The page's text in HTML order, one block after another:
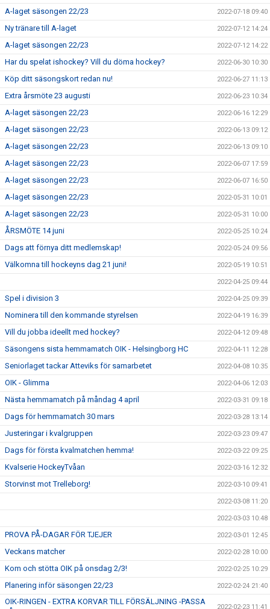
A-laget säsongen 22/23 2022-07-18 09:40
Ny tränare till A-laget 2022-07-12 14:24
A-laget säsongen 22/23 2022-07-12 14:22
Har du spelat ishockey? Vill du döma hockey? 2022-06-30 10:30
Köp ditt säsongskort redan nu! 2022-06-27 11:13
Extra årsmöte 23 augusti 2022-06-23 10:34
A-laget säsongen 22/23 2022-06-16 12:29
A-laget säsongen 22/23 2022-06-13 09:12
A-laget säsongen 22/23 2022-06-13 09:10
A-laget säsongen 22/23 2022-06-07 17:59
A-laget säsongen 22/23 2022-06-07 16:50
A-laget säsongen 22/23 2022-05-31 10:01
A-laget säsongen 22/23 2022-05-31 10:00
ÅRSMÖTE 14 juni 2022-05-25 10:24
Dags att förnya ditt medlemskap! 2022-05-24 09:56
Välkomna till hockeyns dag 21 juni! 2022-05-19 10:51
2022-04-25 09:44
Spel i division 3 2022-04-25 09:39
Nominera till den kommande styrelsen 2022-04-19 16:39
Vill du jobba ideellt med hockey? 2022-04-12 09:48
Säsongens sista hemmamatch OIK - Helsingborg HC 2022-04-11 12:28
Seniorlaget tackar Atteviks för samarbetet 2022-04-08 10:35
OIK - Glimma 2022-04-06 12:03
Nästa hemmamatch på måndag 4 april 2022-03-31 09:18
Dags för hemmamatch 30 mars 2022-03-28 13:14
Justeringar i kvalgruppen 2022-03-23 09:47
Dags för första kvalmatchen hemma! 2022-03-22 09:25
Kvalserie HockeyTvåan 2022-03-16 12:32
Storvinst mot Trelleborg! 2022-03-10 09:41
2022-03-08 11:20
2022-03-03 10:48
PROVA PÅ-DAGAR FÖR TJEJER 2022-03-01 12:45
Veckans matcher 2022-02-28 10:00
Kom och stötta OIK på onsdag 2/3! 2022-02-25 10:29
Planering inför säsongen 22/23 2022-02-24 21:40
OIK-RINGEN - EXTRA KORVAR TILL FÖRSÄLJNING -PASSA
2022-02-23 11:41